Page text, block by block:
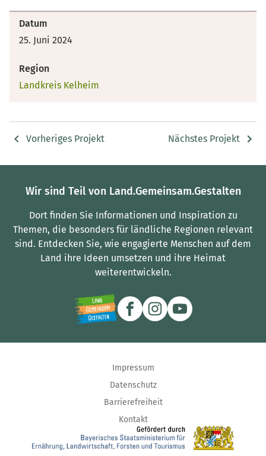
Datum
25. Juni 2024
Region
Landkreis Kelheim
Vorheriges Projekt Nächstes Projekt
Wir sind Teil von Land.Gemeinsam.Gestalten
Dort finden Sie Informationen und Inspiration zu
Themen, die besonders für ländliche Regionen relevant
sind. Entdecken Sie, wie engagierte Menschen auf dem
Land ihre Ideen umsetzen und ihre Heimat
weiterentwickeln.
Impressum
Datenschutz
Barrierefreiheit
Kontakt